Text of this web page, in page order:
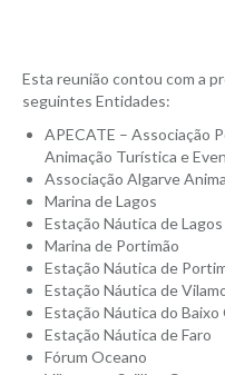
Esta reunião contou com a
seguintes Entidades:
APECATE – Associação
Animação Turística e
Associação Algarve Anima
Marina de Lagos
Estação Náutica de Lagos
Marina de Portimão
Estação Náutica de
Estação Náutica de
Estação Náutica do Baixo
Estação Náutica de Faro
Fórum Oceano